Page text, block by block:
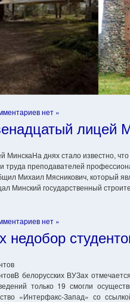
нет »
лицей
На днях стало известно,
преподавателей
Михаил Мясникович, который
Минский государственный
нет »
недобор
В белорусских ВУЗах
только 19 смогли
«Интерфакс-Запад» со